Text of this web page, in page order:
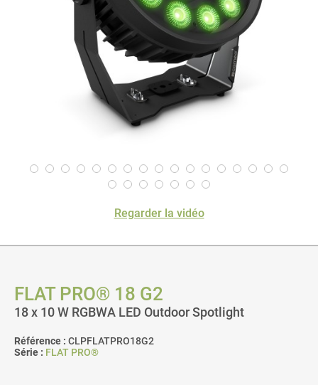
Regarder la vidéo
FLAT PRO® 18 G2
18 x 10 W RGBWA LED Outdoor Spotlight
Référence : CLPFLATPRO18G2
Série : FLAT PRO®